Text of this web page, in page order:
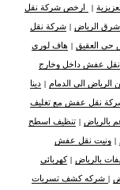
|
ارخص شركة نقل
الرياض | شركة نقل
حي العقيق | هاف لوري
نقل عفش داخل وخارج
الى الدمام |دينا
نقل عفش مع تغليف
بالرياض | تنظيف اسطح
| ونيت نقل عفش
بالرياض |كهربائي
| شركه كشف تسربات